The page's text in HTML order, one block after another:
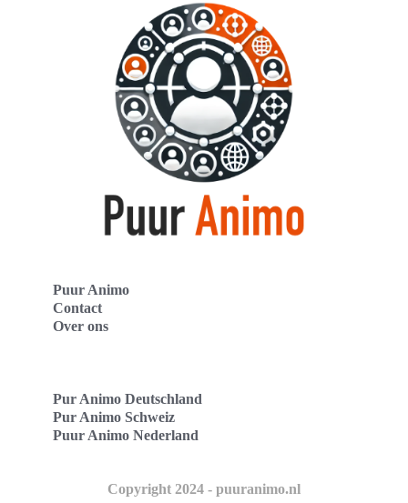
Puur Animo
Contact
Over ons
Pur Animo Deutschland
Pur Animo Schweiz
Puur Animo Nederland
Copyright 2024 - puuranimo.nl